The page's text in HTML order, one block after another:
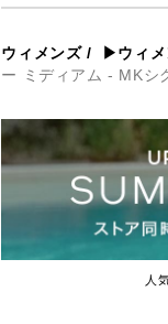
ウィメンズ/ ▶ウィメ
ー ミディアム - MKシ
人